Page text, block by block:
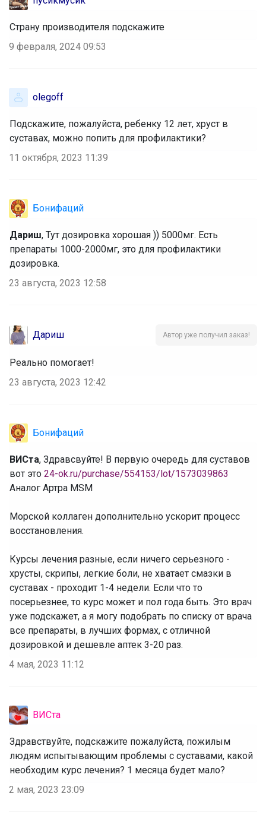
Страну производителя подскажите
9 февраля, 2024 09:53
olegoff
Подскажите, пожалуйста, ребенку 12 лет, хруст в
суставах, можно попить для профилактики?
11 октября, 2023 11:39
Бонифаций
Дариш, Тут дозировка хорошая )) 5000мг. Есть
препараты 1000-2000мг, это для профилактики
дозировка.
23 августа, 2023 12:58
Дариш Автор уже получил заказ!
Реально помогает!
23 августа, 2023 12:42
Бонифаций
ВИСта, Здравсвуйте! В первую очередь для суставов
вот это 24-ok.ru/purchase/554153/lot/1573039863
Аналог Артра MSM
‌Морской коллаген дополнительно ускорит процесс
восстановления.
‌Курсы лечения разные, если ничего серьезного -
хрусты, скрипы, легкие боли, не хватает смазки в
суставах - проходит 1-4 недели. Если что то
посерьезнее, то курс может и пол года быть. Это врач
уже подскажет, а я могу подобрать по списку от врача
все препараты, в лучших формах, с отличной
дозировкой и дешевле аптек 3-20 раз.
4 мая, 2023 11:12
ВИСта
Здравствуйте, подскажите пожалуйста, пожилым
людям испытывающим проблемы с суставами, какой
необходим курс лечения? 1 месяца будет мало?
2 мая, 2023 23:09